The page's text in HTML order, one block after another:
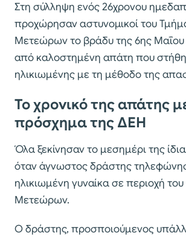
Στη σύλληψη ενός 26χρονου
προχώρησαν αστυνομικοί του
Μετεώρων το βράδυ της 6ης Μαΐου
από καλοστημένη απάτη που
ηλικιωμένης με τη μέθοδο της
Το χρονικό της απάτης
πρόσχημα της ΔΕΗ
Όλα ξεκίνησαν το μεσημέρι της
όταν άγνωστος δράστης
ηλικιωμένη γυναίκα σε περιοχή
Μετεώρων.
Ο δράστης, προσποιούμενος